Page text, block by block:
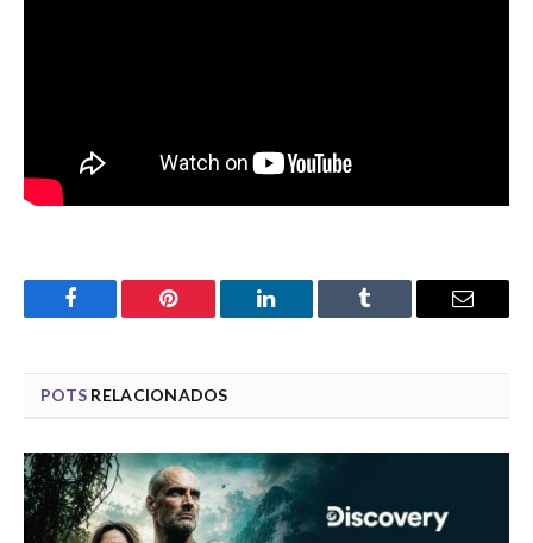
Facebook Pinterest LinkedIn Tumblr Email
POTS RELACIONADOS